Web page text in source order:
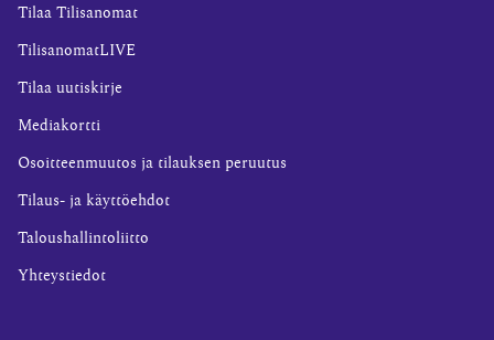
Tilaa Tilisanomat
TilisanomatLIVE
Tilaa uutiskirje
Mediakortti
Osoitteenmuutos ja tilauksen peruutus
Tilaus- ja käyttöehdot
Taloushallintoliitto
Yhteystiedot